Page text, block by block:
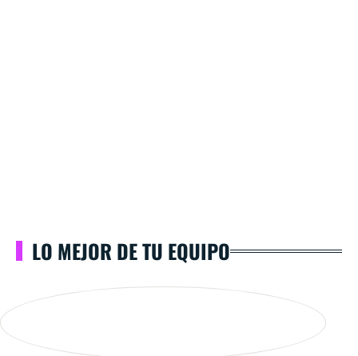
LO MEJOR DE TU EQUIPO